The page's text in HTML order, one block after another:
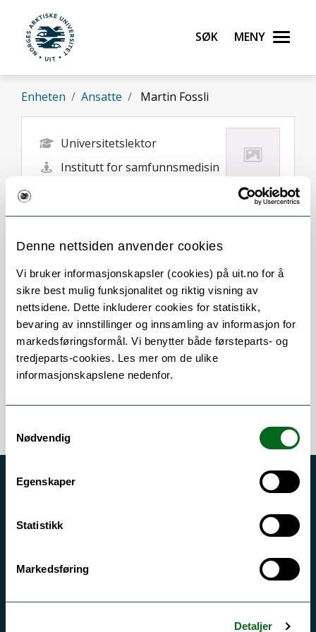
Denne nettsiden anvender cookies
Vi bruker informasjonskapsler (cookies) på uit.no for å
sikre best mulig funksjonalitet og riktig visning av
nettsidene. Dette inkluderer cookies for statistikk,
bevaring av innstillinger og innsamling av informasjon for
markedsføringsformål. Vi benytter både førsteparts- og
tredjeparts-cookies. Les mer om de ulike
informasjonskapslene nedenfor.
Nødvendig
Egenskaper
Statistikk
Markedsføring
Detaljer
Gå til hovedinnhold
UiT Norges arktiske universitet
Søk Meny
Enheten Ansatte Martin Fossli
Universitetslektor
Institutt for samfunnsmedisin
Tromsø
Om Forskning og undervisning
Akutt hjelp
Personvern ved UiT